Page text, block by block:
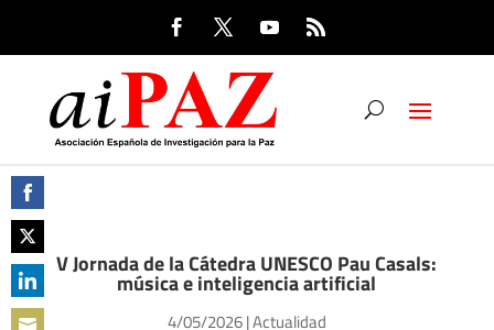
V Jornada de la Cátedra UNESCO Pau Casals:
música e inteligencia artificial
4/05/2026|Actualidad
Share
on
Facebook
Share
on
Share